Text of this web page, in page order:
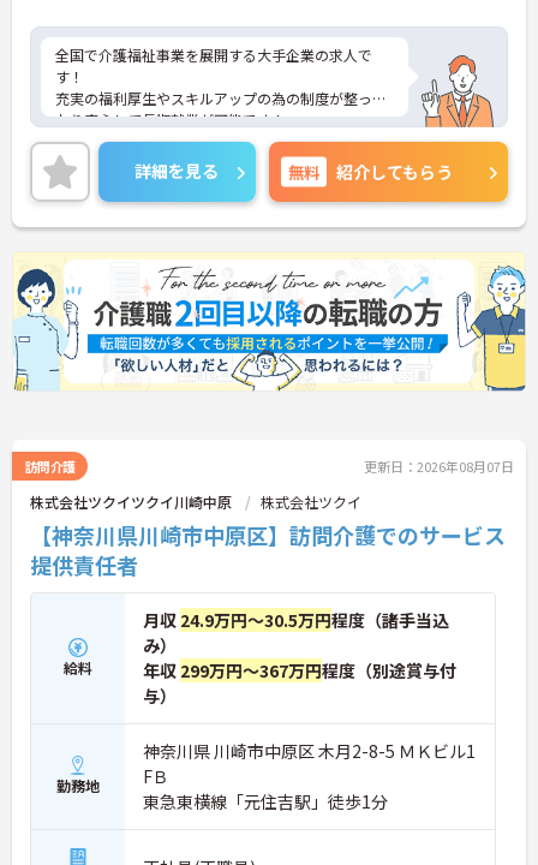
全国で介護福祉事業を展開する大手企業の求人で
す！
充実の福利厚生やスキルアップの為の制度が整って
おり安心して長期就業が可能です！
ご興味ある方には、面接のポイントなど、さらに詳
細をお話致しますのでお気軽にご相談ください。
詳細を見る 無料 紹介してもらう
訪問介護 更新日：2026年08月07日
株式会社ツクイツクイ川崎中原 株式会社ツクイ
【神奈川県川崎市中原区】訪問介護でのサービス
提供責任者
給料
月収 24.9万円～30.5万円程度（諸手当込
み）
年収 299万円～367万円程度（別途賞与付
与）
勤務地
神奈川県 川崎市中原区 木月2-8-5 ＭＫビル1
FＢ
東急東横線「元住吉駅」徒歩1分